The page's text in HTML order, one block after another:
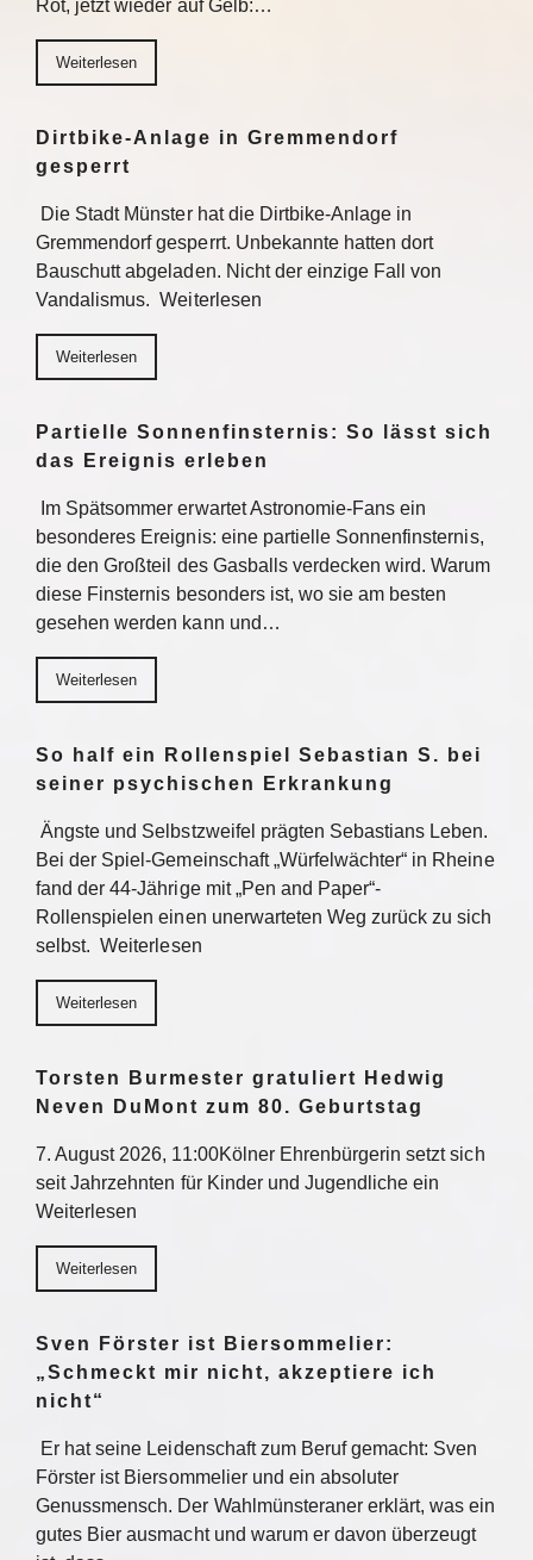
Rot, jetzt wieder auf Gelb:…
Weiterlesen
Dirtbike-Anlage in Gremmendorf
gesperrt
Die Stadt Münster hat die Dirtbike-Anlage in
Gremmendorf gesperrt. Unbekannte hatten dort
Bauschutt abgeladen. Nicht der einzige Fall von
Vandalismus. Weiterlesen
Weiterlesen
Partielle Sonnenfinsternis: So lässt sich
das Ereignis erleben
Im Spätsommer erwartet Astronomie-Fans ein
besonderes Ereignis: eine partielle Sonnenfinsternis,
die den Großteil des Gasballs verdecken wird. Warum
diese Finsternis besonders ist, wo sie am besten
gesehen werden kann und…
Weiterlesen
So half ein Rollenspiel Sebastian S. bei
seiner psychischen Erkrankung
Ängste und Selbstzweifel prägten Sebastians Leben.
Bei der Spiel-Gemeinschaft „Würfelwächter“ in Rheine
fand der 44-Jährige mit „Pen and Paper“-
Rollenspielen einen unerwarteten Weg zurück zu sich
selbst. Weiterlesen
Weiterlesen
Torsten Burmester gratuliert Hedwig
Neven DuMont zum 80. Geburtstag
7. August 2026, 11:00Kölner Ehrenbürgerin setzt sich
seit Jahrzehnten für Kinder und Jugendliche ein
Weiterlesen
Weiterlesen
Sven Förster ist Biersommelier:
„Schmeckt mir nicht, akzeptiere ich
nicht“
Er hat seine Leidenschaft zum Beruf gemacht: Sven
Förster ist Biersommelier und ein absoluter
Genussmensch. Der Wahlmünsteraner erklärt, was ein
gutes Bier ausmacht und warum er davon überzeugt